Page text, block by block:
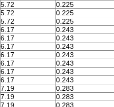
5.72 0.225
5.72 0.225
5.72 0.225
6.17 0.243
6.17 0.243
6.17 0.243
6.17 0.243
6.17 0.243
6.17 0.243
6.17 0.243
7.19 0.283
7.19 0.283
7.19 0.283